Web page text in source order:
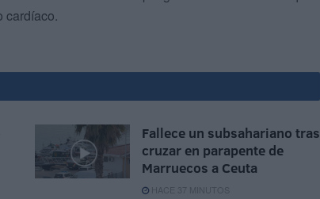
cardíaco.
Fallece un subsahariano tras
cruzar en parapente de
Marruecos a Ceuta
HACE 37 MINUTOS